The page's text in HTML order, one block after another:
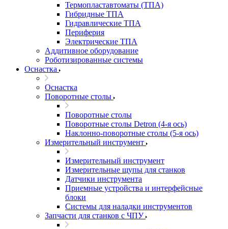
Термопластавтоматы (ТПА)
Гибридные ТПА
Гидравлические ТПА
Периферия
Электрические ТПА
Аддитивное оборудование
Роботизированные системы
Оснастка
Оснастка
Поворотные столы
Поворотные столы
Поворотные столы Detron (4-я ось)
Наклонно-поворотные столы (5-я ось)
Измерительный инструмент
Измерительный инструмент
Измерительные щупы для станков
Датчики инструмента
Приемные устройства и интерфейсные
блоки
Системы для наладки инструментов
Запчасти для станков с ЧПУ